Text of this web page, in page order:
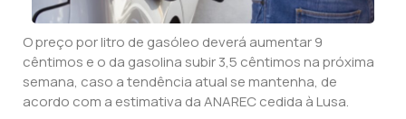
O preço por litro de gasóleo deverá aumentar 9
cêntimos e o da gasolina subir 3,5 cêntimos na próxima
semana, caso a tendência atual se mantenha, de
acordo com a estimativa da ANAREC cedida à Lusa.